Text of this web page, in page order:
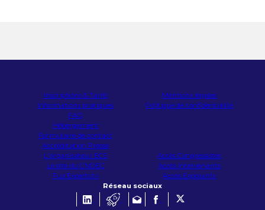
Inscriptions & Tarifs
Informations pratiques
FAQ
Hébergement
Formulaire de contact
Accréditation Presse
Mentions légales
Politique de confidentialité
L'organisateur ECS
Le site du CNOEC
Fuz’Experts.tv
Accès Congressistes
Accès Intervenants
Accès Exposants
Réseau sociaux